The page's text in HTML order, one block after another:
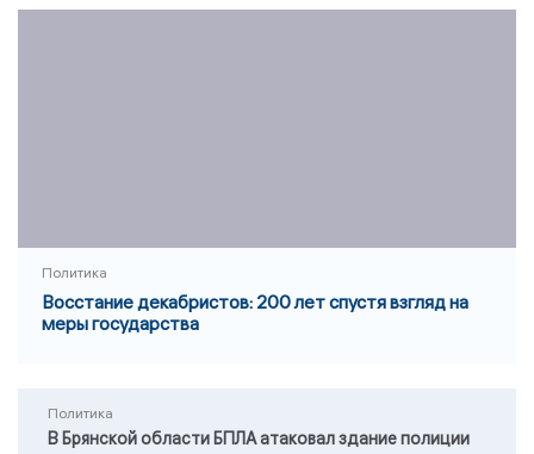
Политика
Восстание декабристов: 200 лет спустя взгляд на
меры государства
Политика
В Брянской области БПЛА атаковал здание полиции